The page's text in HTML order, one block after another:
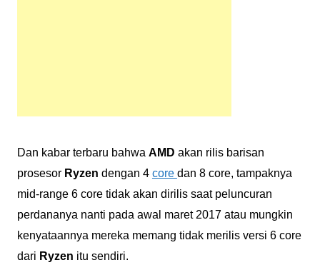
Dan kabar terbaru bahwa AMD akan rilis barisan
prosesor Ryzen dengan 4 core dan 8 core, tampaknya
mid-range 6 core tidak akan dirilis saat peluncuran
perdananya nanti pada awal maret 2017 atau mungkin
kenyataannya mereka memang tidak merilis versi 6 core
dari Ryzen itu sendiri.